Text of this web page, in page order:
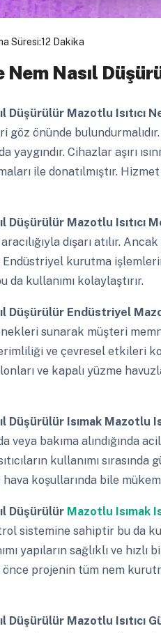
Süresi:12 Dakika
Nem Nasıl
Düşürülür Mazotlu Isıtıcı
önünde bulundurmalıdır.
Cihazlar aşırı
ile donatılmıştır.
Düşürülür Mazotlu Isıtıcı
dışarı atılır.
Endüstriyel kurutma
da kullanımı kolaylaştırır.
Düşürülür Endüstriyel
sunarak müşteri
ve çevresel etkileri
ve kapalı yüzme
Düşürülür Isımak Mazotlu
veya bakıma
kullanımı
hava koşullarında bile
Düşürülür Mazotlu Isımak
sistemine sahiptir bu da
yapıların sağlıklı ve hızlı
projenin tüm nem
Düşürülür Mazotlu Isıtıcı